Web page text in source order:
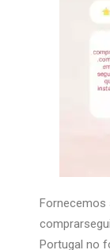
Portugal no